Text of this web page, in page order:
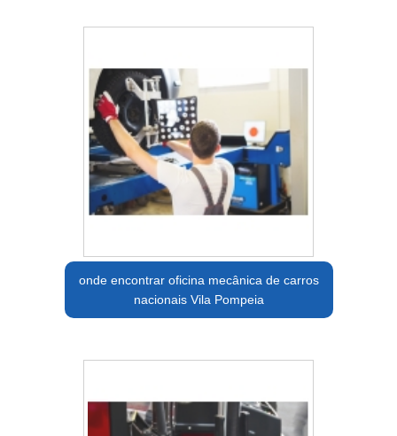
onde encontrar oficina mecânica de carros
nacionais Vila Pompeia